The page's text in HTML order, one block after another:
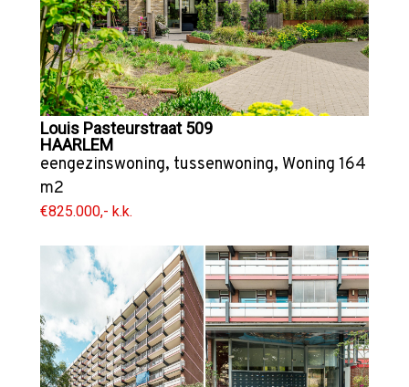
Louis Pasteurstraat 509
HAARLEM
eengezinswoning, tussenwoning, Woning 164
m2
€825.000,- k.k.